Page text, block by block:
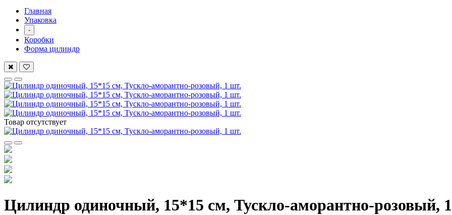
Главная
Упаковка
-
Коробки
Форма цилиндр
Товар отсутствует
Цилиндр одиночный, 15*15 см, Тускло-аморантно-розовый,